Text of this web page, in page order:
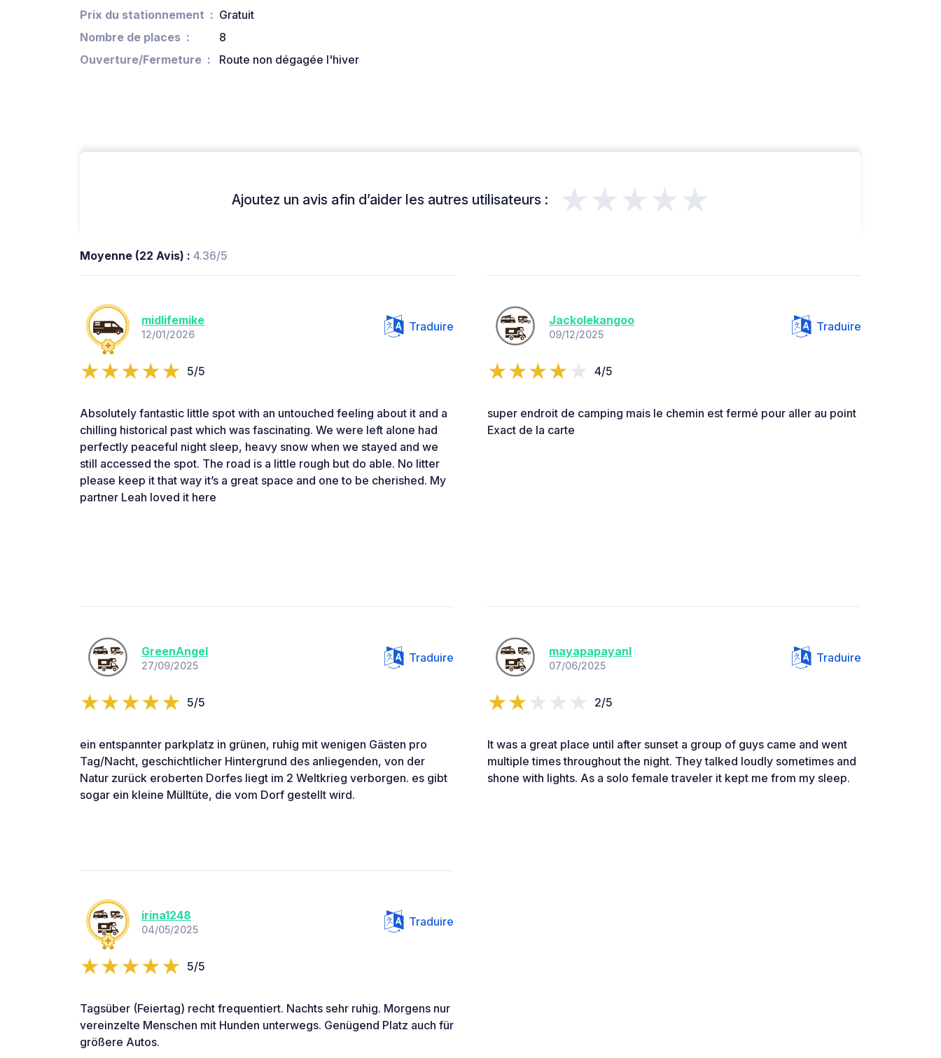
Prix du stationnement
Gratuit
Nombre de places
8
Ouverture/Fermeture
Route non dégagée l'hiver
Ajoutez un avis afin d’aider les autres utilisateurs : ★★★★★
Moyenne (22 Avis) : 4.36/5
midlifemike
12/01/2026
Traduire
5/5
Absolutely fantastic little spot with an untouched feeling about it and a
chilling historical past which was fascinating. We were left alone had
perfectly peaceful night sleep, heavy snow when we stayed and we
still accessed the spot. The road is a little rough but do able. No litter
please keep it that way it’s a great space and one to be cherished. My
partner Leah loved it here
Jackolekangoo
09/12/2025
Traduire
4/5
super endroit de camping mais le chemin est fermé pour aller au point
Exact de la carte
GreenAngel
27/09/2025
Traduire
5/5
ein entspannter parkplatz in grünen, ruhig mit wenigen Gästen pro
Tag/Nacht, geschichtlicher Hintergrund des anliegenden, von der
Natur zurück eroberten Dorfes liegt im 2 Weltkrieg verborgen. es gibt
sogar ein kleine Mülltüte, die vom Dorf gestellt wird.
mayapapayanl
07/06/2025
Traduire
2/5
It was a great place until after sunset a group of guys came and went
multiple times throughout the night. They talked loudly sometimes and
shone with lights. As a solo female traveler it kept me from my sleep.
irina1248
04/05/2025
Traduire
5/5
Tagsüber (Feiertag) recht frequentiert. Nachts sehr ruhig. Morgens nur
vereinzelte Menschen mit Hunden unterwegs. Genügend Platz auch für
größere Autos.